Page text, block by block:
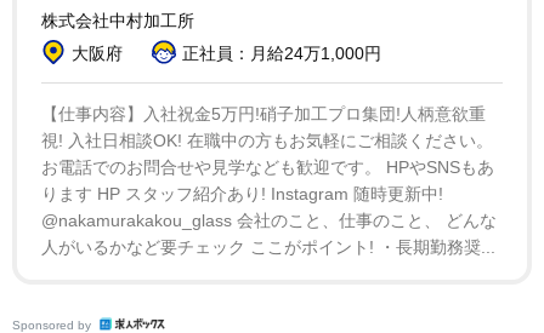
である雑誌が売れない今、重版なんて凄い」「手にした
い方々、嬉しいでしょうね」「出版社の光や」と喜びの
声や、「メルカリで売るために何冊も買ってるのか。。
ほんと、やめて欲しいわ」「もう手に入らないかと思っ
てた」と転売への怒りの声が寄せられていた。
株式会社中村加工所
大阪府
正社員：月給24万1,000円
【仕事内容】入社祝金5万円!硝子加工プロ集団!人柄意欲重
視! 入社日相談OK! 在職中の方もお気軽にご相談ください。
お電話でのお問合せや見学なども歓迎です。 HPやSNSもあ
ります HP スタッフ紹介あり! Instagram 随時更新中!
@nakamurakakou_glass 会社のこと、仕事のこと、 どんな
人がいるかなど要チェック ここがポイント! ・長期勤務奨...
Sponsored by